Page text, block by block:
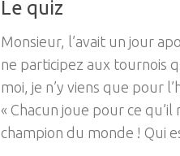
Le quiz
Monsieur, l’avait un jour
ne participez aux tournois
moi, je n’y viens que pour
« Chacun joue pour ce qu’il
champion du monde ! Qui